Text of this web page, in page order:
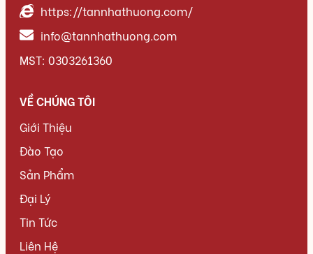
https://tannhathuong.com/
info@tannhathuong.com
MST: 0303261360
VỀ CHÚNG TÔI
Giới Thiệu
Đào Tạo
Sản Phẩm
Đại Lý
Tin Tức
Liên Hệ